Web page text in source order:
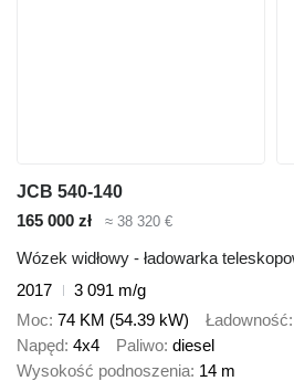
JCB 540-140
165 000 zł
≈ 38 320 €
Wózek widłowy - ładowarka
2017
3 091 m/g
Moc 74 KM (54.39 kW) Ładowność
Napęd 4x4 Paliwo diesel
Wysokość podnoszenia 14 m